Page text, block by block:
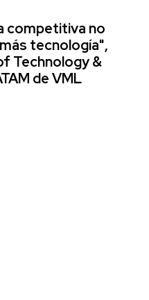
competitiva no
tecnología",
Technology &
de VML